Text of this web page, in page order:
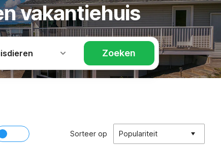
vakantiehuis
Zoeken
Sorteer op Populariteit